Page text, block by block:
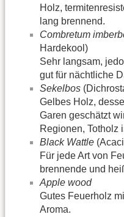
Holz,
lang brennend.
Combretum
Hardekool)
Sehr langsam,
gut für nächtliche
Sekelbos
Gelbes Holz,
Garen geschätzt
Regionen, Totholz
Black Wattle
Für jede Art von
brennende und
Apple wood
Gutes Feuerholz
Aroma.